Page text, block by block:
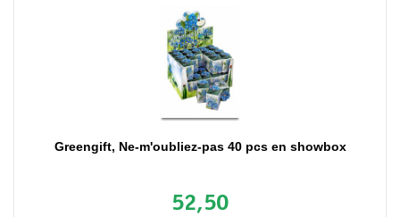
Greengift, Ne-m'oubliez-pas 40 pcs en showbox
52,50